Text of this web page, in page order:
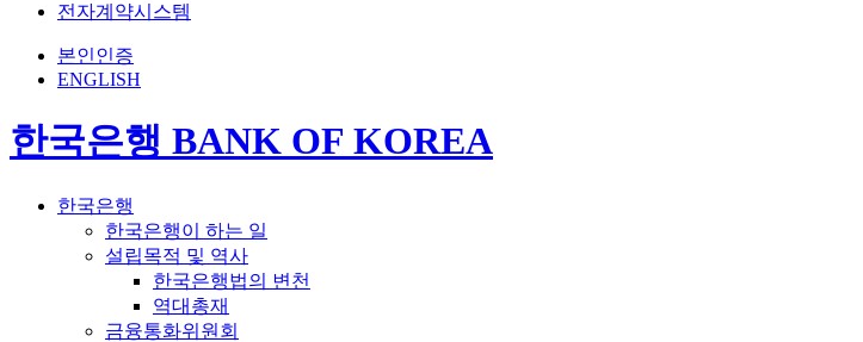
전자계약시스템
본인인증
ENGLISH
한국은행 BANK OF KOREA
한국은행
한국은행이 하는 일
설립목적 및 역사
한국은행법의 변천
역대총재
금융통화위원회